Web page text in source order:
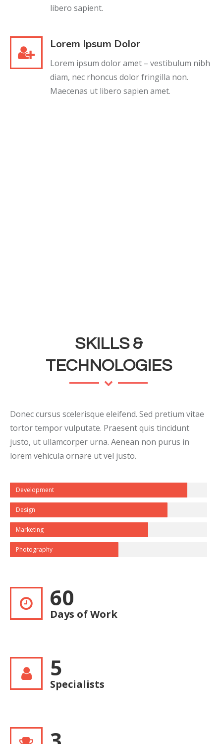
libero sapient.
Lorem Ipsum Dolor
Lorem ipsum dolor amet – vestibulum nibh
diam, nec rhoncus dolor fringilla non.
Maecenas ut libero sapien amet.
SKILLS &
TECHNOLOGIES
Donec cursus scelerisque eleifend. Sed pretium vitae
tortor tempor vulputate. Praesent quis tincidunt
justo, ut ullamcorper urna. Aenean non purus in
lorem vehicula ornare ut vel justo.
Development
Design
Marketing
Photography
60
Days of Work
5
Specialists